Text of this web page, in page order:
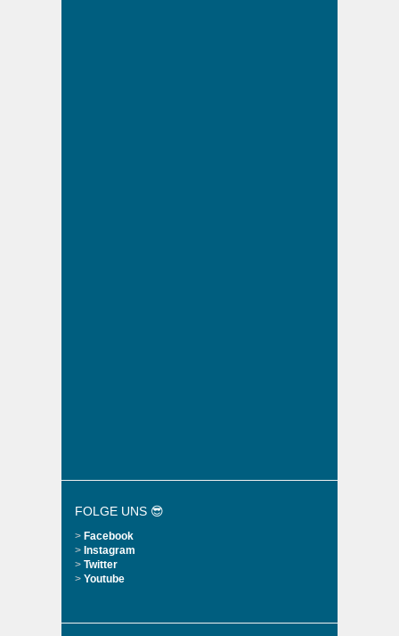
FOLGE UNS 😎
> Facebook
> Instagram
> Twitter
> Youtube